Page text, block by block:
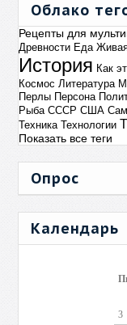
Облако
Рецепты для
Древности Еда
История Как
Космос Литература
Перлы Персона
Рыба СССР США
Техника Технологии
Показать все теги
Опрос
Календарь
3